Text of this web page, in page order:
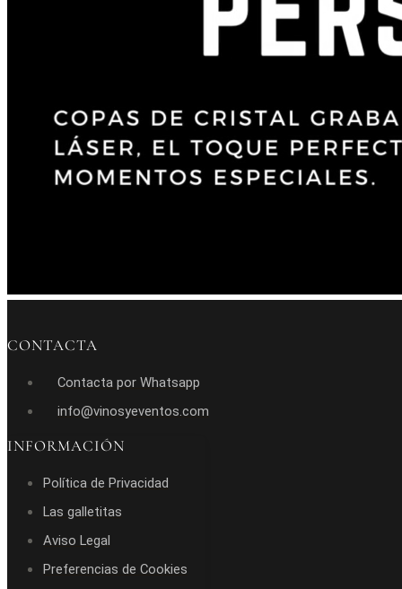
CONTACTA
Contacta por Whatsapp
info@vinosyeventos.com
INFORMACIÓN
Política de Privacidad
Las galletitas
Aviso Legal
Preferencias de Cookies